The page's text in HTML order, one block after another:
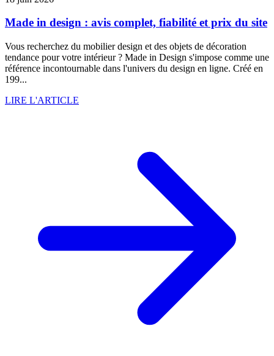
Made in design : avis complet, fiabilité et prix du site
Vous recherchez du mobilier design et des objets de décoration
tendance pour votre intérieur ? Made in Design s'impose comme une
référence incontournable dans l'univers du design en ligne. Créé en
199...
LIRE L'ARTICLE